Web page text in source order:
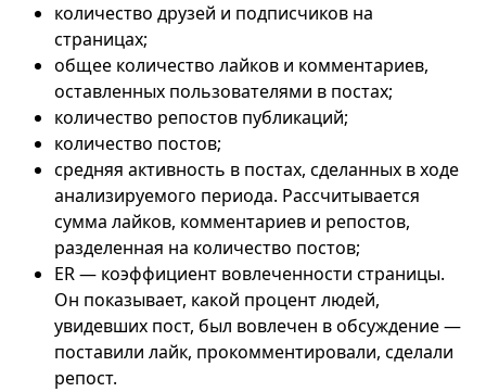
количество друзей и подписчиков на
страницах;
общее количество лайков и комментариев,
оставленных пользователями в постах;
количество репостов публикаций;
количество постов;
средняя активность в постах, сделанных в ходе
анализируемого периода. Рассчитывается
сумма лайков, комментариев и репостов,
разделенная на количество постов;
ER — коэффициент вовлеченности страницы.
Он показывает, какой процент людей,
увидевших пост, был вовлечен в обсуждение —
поставили лайк, прокомментировали, сделали
репост.